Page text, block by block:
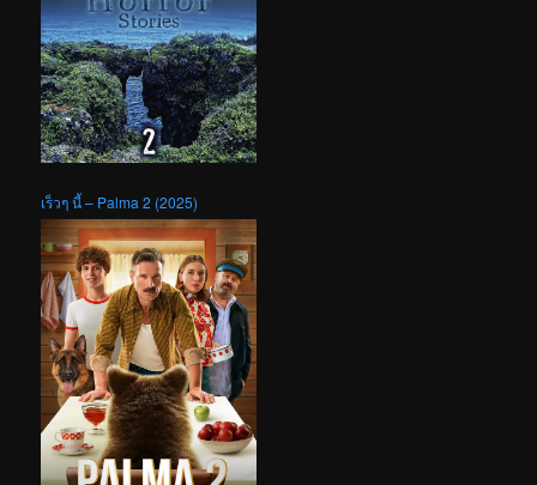
เร็วๆ นี้ – Palma 2 (2025)